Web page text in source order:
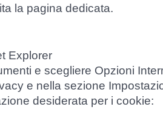
la pagina dedicata.
Explorer
e scegliere Opzioni
e nella sezione
desiderata per i cookie: